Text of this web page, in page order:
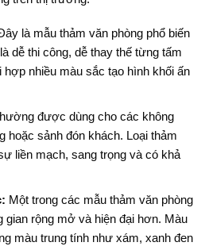
là mẫu thảm văn phòng phổ biến
dễ thi công, dễ thay thế từng tấm
hợp nhiều màu sắc tạo hình khối ấn
được dùng cho các không
hoặc sảnh đón khách. Loại thảm
liền mạch, sang trọng và có khả
Một trong các mẫu thảm văn phòng
gian rộng mở và hiện đại hơn. Màu
màu trung tính như xám, xanh đen